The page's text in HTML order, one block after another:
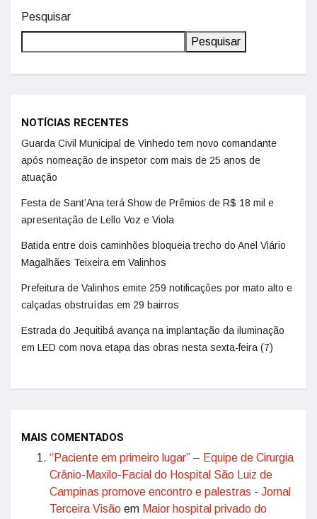
Pesquisar
Pesquisar
NOTÍCIAS RECENTES
Guarda Civil Municipal de Vinhedo tem novo comandante
após nomeação de inspetor com mais de 25 anos de
atuação
Festa de Sant’Ana terá Show de Prêmios de R$ 18 mil e
apresentação de Lello Voz e Viola
Batida entre dois caminhões bloqueia trecho do Anel Viário
Magalhães Teixeira em Valinhos
Prefeitura de Valinhos emite 259 notificações por mato alto e
calçadas obstruídas em 29 bairros
Estrada do Jequitibá avança na implantação da iluminação
em LED com nova etapa das obras nesta sexta-feira (7)
MAIS COMENTADOS
“Paciente em primeiro lugar” – Equipe de Cirurgia
Crânio-Maxilo-Facial do Hospital São Luiz de
Campinas promove encontro e palestras - Jornal
Terceira Visão em Maior hospital privado do